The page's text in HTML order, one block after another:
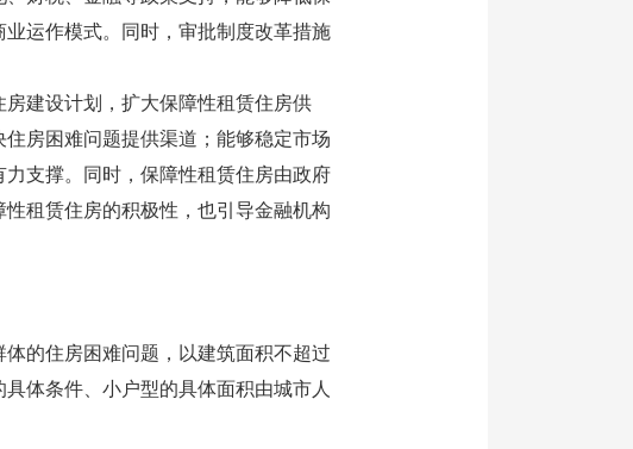
运作模式。同时，审批制度改革措施
建设计划，扩大保障性租赁住房供
房困难问题提供渠道；能够稳定市场
支撑。同时，保障性租赁住房由政府
租赁住房的积极性，也引导金融机构
的住房困难问题，以建筑面积不超过
体条件、小户型的具体面积由城市人